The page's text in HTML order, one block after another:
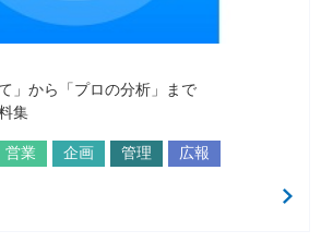
」から「プロの分析」まで
集
営業 企画 管理 広報